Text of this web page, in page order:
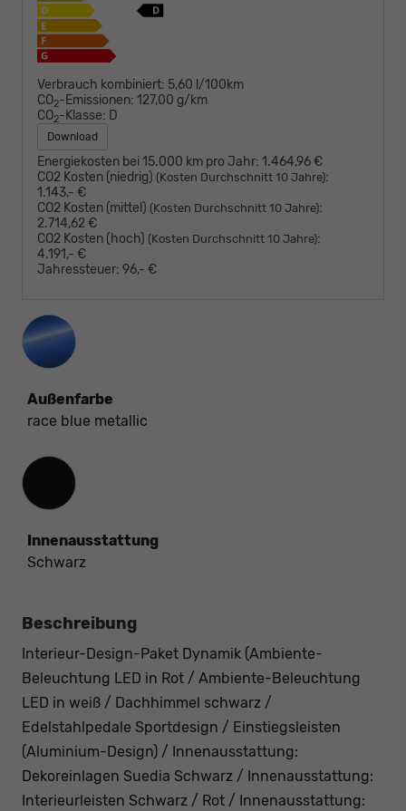
Verbrauch kombiniert: 5,60 l/100km
CO2-Emissionen: 127,00 g/km
CO2-Klasse: D
Download
Energiekosten bei 15.000 km pro Jahr: 1.464,96 €
CO2 Kosten (niedrig) (Kosten Durchschnitt 10 Jahre):
1.143,- €
CO2 Kosten (mittel) (Kosten Durchschnitt 10 Jahre):
2.714,62 €
CO2 Kosten (hoch) (Kosten Durchschnitt 10 Jahre):
4.191,- €
Jahressteuer: 96,- €
Außenfarbe
race blue metallic
Innenausstattung
Innenausstattung
Schwarz
Beschreibung
Interieur-Design-Paket Dynamik (Ambiente-
Beleuchtung LED in Rot / Ambiente-Beleuchtung
LED in weiß / Dachhimmel schwarz /
Edelstahlpedale Sportdesign / Einstiegsleisten
(Aluminium-Design) / Innenausstattung:
Dekoreinlagen Suedia Schwarz / Innenausstattung:
Interieurleisten Schwarz / Rot / Innenausstattung: